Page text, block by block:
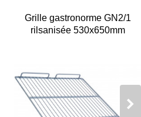
Grille gastronorme GN2/1
rilsanisée 530x650mm